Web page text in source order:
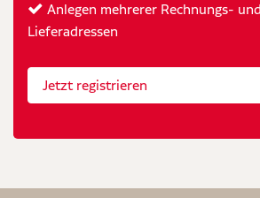
Anlegen mehrerer Rechnungs- und
Lieferadressen
Jetzt registrieren